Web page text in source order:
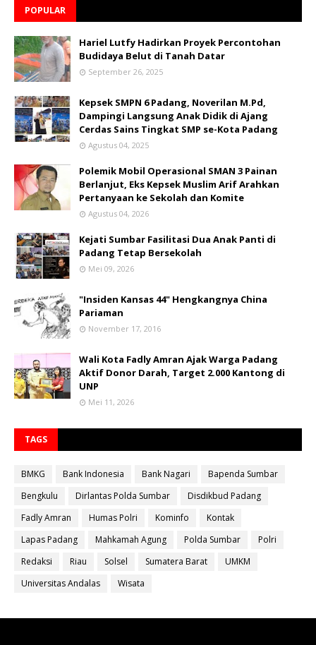
POPULAR
Hariel Lutfy Hadirkan Proyek Percontohan
Budidaya Belut di Tanah Datar
September 26, 2025
Kepsek SMPN 6 Padang, Noverilan M.Pd,
Dampingi Langsung Anak Didik di Ajang
Cerdas Sains Tingkat SMP se-Kota Padang
Agustus 04, 2025
Polemik Mobil Operasional SMAN 3 Painan
Berlanjut, Eks Kepsek Muslim Arif Arahkan
Pertanyaan ke Sekolah dan Komite
Agustus 04, 2026
Kejati Sumbar Fasilitasi Dua Anak Panti di
Padang Tetap Bersekolah
Mei 09, 2026
"Insiden Kansas 44" Hengkangnya China
Pariaman
November 17, 2016
Wali Kota Fadly Amran Ajak Warga Padang
Aktif Donor Darah, Target 2.000 Kantong di
UNP
Mei 11, 2026
TAGS
BMKG Bank Indonesia Bank Nagari
Bapenda Sumbar
Bengkulu
Dirlantas Polda Sumbar
Disdikbud Padang
Fadly Amran
Humas Polri Kominfo
Kontak
Lapas Padang
Mahkamah Agung Polda Sumbar
Polri
Redaksi
Riau Solsel Sumatera Barat
UMKM
Universitas Andalas
Wisata